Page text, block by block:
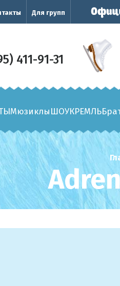
Для групп
411-91-31
МюзиклыШОУКРЕМЛЬ